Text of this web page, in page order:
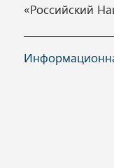
«Российский